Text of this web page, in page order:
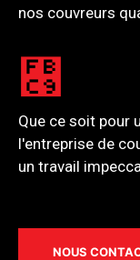
nos couvreurs
Que ce soit pour
l'entreprise de
un travail
NOUS